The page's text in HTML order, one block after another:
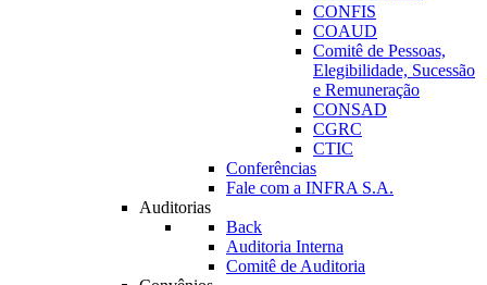
CONFIS
COAUD
Comitê de Pessoas,
Elegibilidade, Sucessão
e Remuneração
CONSAD
CGRC
CTIC
Conferências
Fale com a INFRA S.A.
Auditorias
Back
Auditoria Interna
Comitê de Auditoria